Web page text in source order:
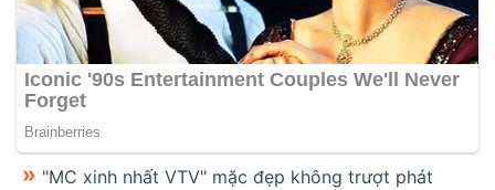
"MC xinh nhất VTV" mặc đẹp không trượt phát